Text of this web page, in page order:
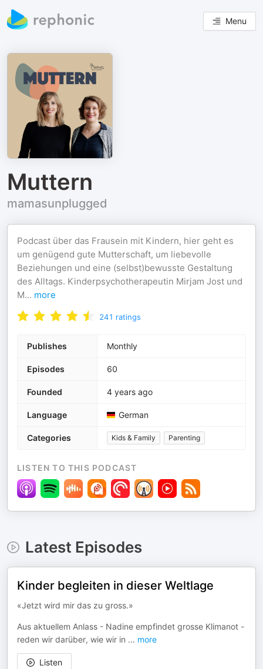
Menu
Muttern
mamasunplugged
Podcast über das Frausein mit Kindern, hier geht es
um genügend gute Mutterschaft, um liebevolle
Beziehungen und eine (selbst)bewusste Gestaltung
des Alltags. Kinderpsychotherapeutin Mirjam Jost und
M... more
241 ratings
Publishes Monthly
Episodes 60
Founded 4 years ago
Language German
Categories Kids & Family Parenting
LISTEN TO THIS PODCAST
Latest Episodes
Kinder begleiten in dieser Weltlage
«Jetzt wird mir das zu gross.»
Aus aktuellem Anlass - Nadine empfindet grosse Klimanot -
reden wir darüber, wie wir in ... more
Listen